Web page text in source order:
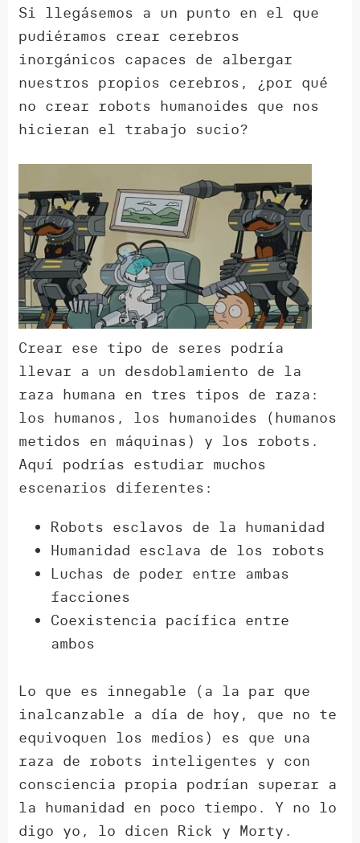
Si llegásemos a un punto en el que
pudiéramos crear cerebros
inorgánicos capaces de albergar
nuestros propios cerebros, ¿por qué
no crear robots humanoides que nos
hicieran el trabajo sucio?
Crear ese tipo de seres podría
llevar a un desdoblamiento de la
raza humana en tres tipos de raza:
los humanos, los humanoides (humanos
metidos en máquinas) y los robots.
Aquí podrías estudiar muchos
escenarios diferentes:
Robots esclavos de la humanidad
Humanidad esclava de los robots
Luchas de poder entre ambas
facciones
Coexistencia pacífica entre
ambos
Lo que es innegable (a la par que
inalcanzable a día de hoy, que no te
equivoquen los medios) es que una
raza de robots inteligentes y con
consciencia propia podrían superar a
la humanidad en poco tiempo. Y no lo
digo yo, lo dicen Rick y Morty.